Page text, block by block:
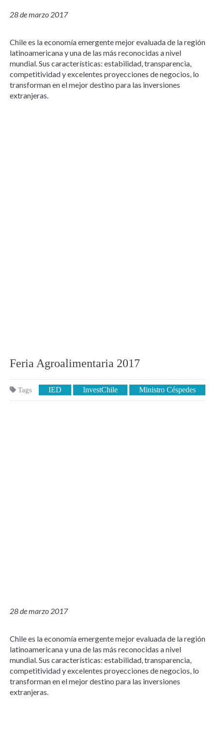
28 de marzo 2017
Chile es la economía emergente mejor evaluada de la región
latinoamericana y una de las más reconocidas a nivel
mundial. Sus características: estabilidad, transparencia,
competitividad y excelentes proyecciones de negocios, lo
transforman en el mejor destino para las inversiones
extranjeras.
Feria Agroalimentaria 2017
Tags IED InvestChile Ministro Céspedes
28 de marzo 2017
Chile es la economía emergente mejor evaluada de la región
latinoamericana y una de las más reconocidas a nivel
mundial. Sus características: estabilidad, transparencia,
competitividad y excelentes proyecciones de negocios, lo
transforman en el mejor destino para las inversiones
extranjeras.